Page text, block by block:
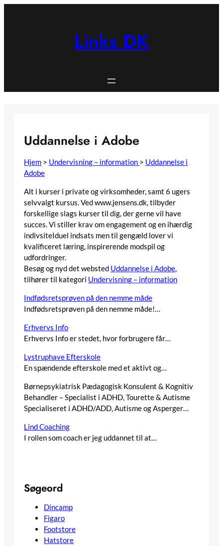
Links DK
Uddannelse i Adobe
Hjem > Undervisning – information > Uddannelse i
Adobe
Alt i kurser i private og virksomheder, samt 6 ugers
selvvalgt kursus. Ved www.jensens.dk, tilbyder
forskellige slags kurser til dig, der gerne vil have
succes. Vi stiller krav om engagement og en ihærdig
indivsiteIduel indsats men til gengæld lover vi
kvalificeret læring, inspirerende modspil og
udfordringer.
Besøg og nyd det websted Uddannelse i Adobe
tilhører til kategori Undervisning – information
Indfødsretsprøven på den nemme måde
Indfødsretsprøven på den nemme måde!…
Erhvervs Info
Erhvervs Info er stedet, hvor forbrugere får…
Lystruphave Efterskole
En spændende efterskole med et aktivt og…
Børnepsykiatrisk Pædagogisk Konsulent & Kognitiv
Behandler – Specialist i ADHD, Tourette & Autisme
Specialiseret i ADHD/ADD, Autisme og Asperger…
Lind Coaching
I rollen som coach er jeg uddannet til at…
Søgeord
Dincamp
Figaro
Footstore
Hatstore